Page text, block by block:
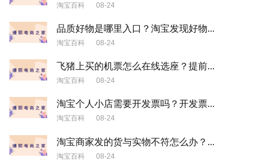
淘宝百科 08-24
品质好物是哪里入口？淘宝发现好物...
淘宝百科 08-24
飞猪上买的机票怎么在线选座？提前...
淘宝百科 08-24
淘宝个人小店需要开发票吗？开发票...
淘宝百科 08-24
淘宝商家发的货与实物不符怎么办？...
淘宝百科 08-24